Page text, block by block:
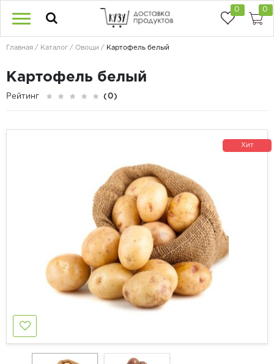
0 0
Главная Каталог Овощи Картофель белый
Картофель белый
Рейтинг (0)
Хит